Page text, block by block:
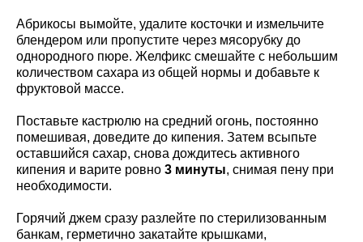
Абрикосы вымойте, удалите косточки и измельчите
блендером или пропустите через мясорубку до
однородного пюре. Желфикс смешайте с небольшим
количеством сахара из общей нормы и добавьте к
фруктовой массе.
Поставьте кастрюлю на средний огонь, постоянно
помешивая, доведите до кипения. Затем всыпьте
оставшийся сахар, снова дождитесь активного
кипения и варите ровно 3 минуты, снимая пену при
необходимости.
Горячий джем сразу разлейте по стерилизованным
банкам, герметично закатайте крышками,